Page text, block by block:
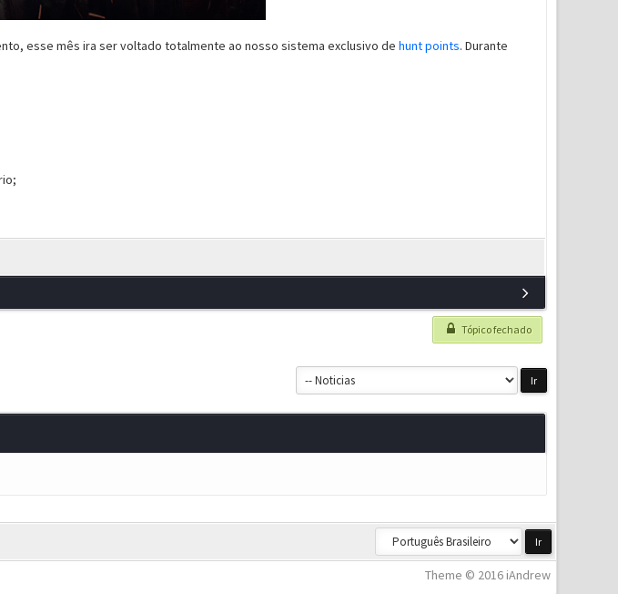
esse mês ira ser voltado totalmente ao nosso sistema exclusivo de hunt points. Durante
Tópico fechado
Theme © 2016 iAndrew